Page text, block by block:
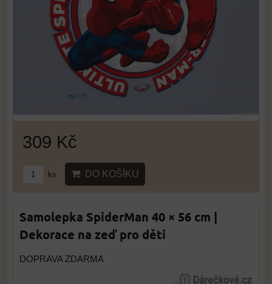
309 Kč
ks DO KOŠÍKU
Samolepka SpiderMan 40 × 56 cm |
Dekorace na zeď pro děti
DOPRAVA ZDARMA